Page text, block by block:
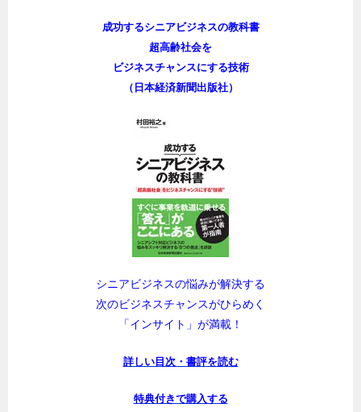
成功するシニアビジネスの教科書
超高齢社会を
ビジネスチャンスにする技術
（日本経済新聞出版社）
シニアビジネスの悩みが解決する
次のビジネスチャンスがひらめく
「インサイト」が満載！
詳しい目次・書評を読む
特典付きで購入する